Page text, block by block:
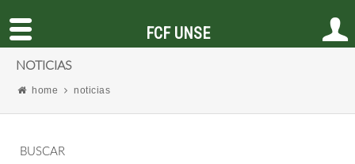
NOTICIAS
home noticias
BUSCAR
FCF UNSE